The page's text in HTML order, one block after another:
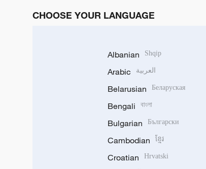
CHOOSE YOUR LANGUAGE
Albanian Shqip
Arabic العربية
Belarusian Беларуская
Bengali বাংলা
Bulgarian Български
Cambodian ខ្មែរ
Croatian Hrvatski